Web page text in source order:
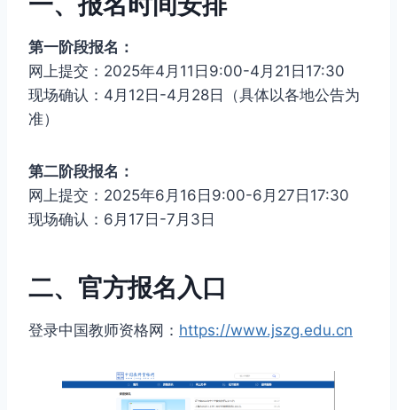
第一阶段报名：
网上提交：2025年4月11日9:00-4月21日17:30
现场确认：4月12日-4月28日（具体以各地公告为
准）
第二阶段报名：
网上提交：2025年6月16日9:00-6月27日17:30
现场确认：6月17日-7月3日
二、官方报名入口
登录中国教师资格网： https://www.jszg.edu.cn